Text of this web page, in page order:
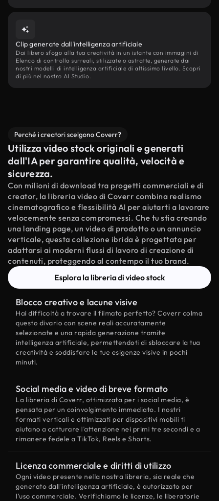
Clip generate dall'intelligenza artificiale
Dai libero sfogo alla tua creatività in un istante con immagini di
Elenco di controllo surreali, stilizzate o astratte, generate dai
nostri modelli di intelligenza artificiale di altissimo livello. Scopri
di più nel nostro AI Studio.
Perché i creatori scelgono Coverr?
Utilizza video stock originali e generati
dall'IA per garantire qualità, velocità e
sicurezza.
Con milioni di download tra progetti commerciali e di
creator, la libreria video di Coverr combina realismo
cinematografico e flessibilità AI per aiutarti a lavorare
velocemente senza compromessi. Che tu stia creando
una landing page, un video di prodotto o un annuncio
verticale, questa collezione ibrida è progettata per
adattarsi ai moderni flussi di lavoro di creazione di
contenuti, proteggendo al contempo il tuo brand.
Esplora la libreria di video stock
Blocco creativo e lacune visive
Hai difficoltà a trovare il filmato perfetto? Coverr colma
questo divario con scene reali accuratamente
selezionate e una rapida generazione tramite
intelligenza artificiale, permettendoti di sbloccare la tua
creatività e soddisfare le tue esigenze visive in pochi
minuti.
Social media e video di breve formato
La libreria di Coverr, ottimizzata per i social media, è
pensata per un coinvolgimento immediato. I nostri
formati verticali e ottimizzati per dispositivi mobili ti
aiutano a catturare l'attenzione nei primi tre secondi e a
rimanere fedele a TikTok, Reels e Shorts.
Licenza commerciale e diritti di utilizzo
Ogni video presente nella nostra libreria, sia reale che
generato dall'intelligenza artificiale, è autorizzato per
l'uso commerciale. Verifichiamo le licenze, le liberatorie